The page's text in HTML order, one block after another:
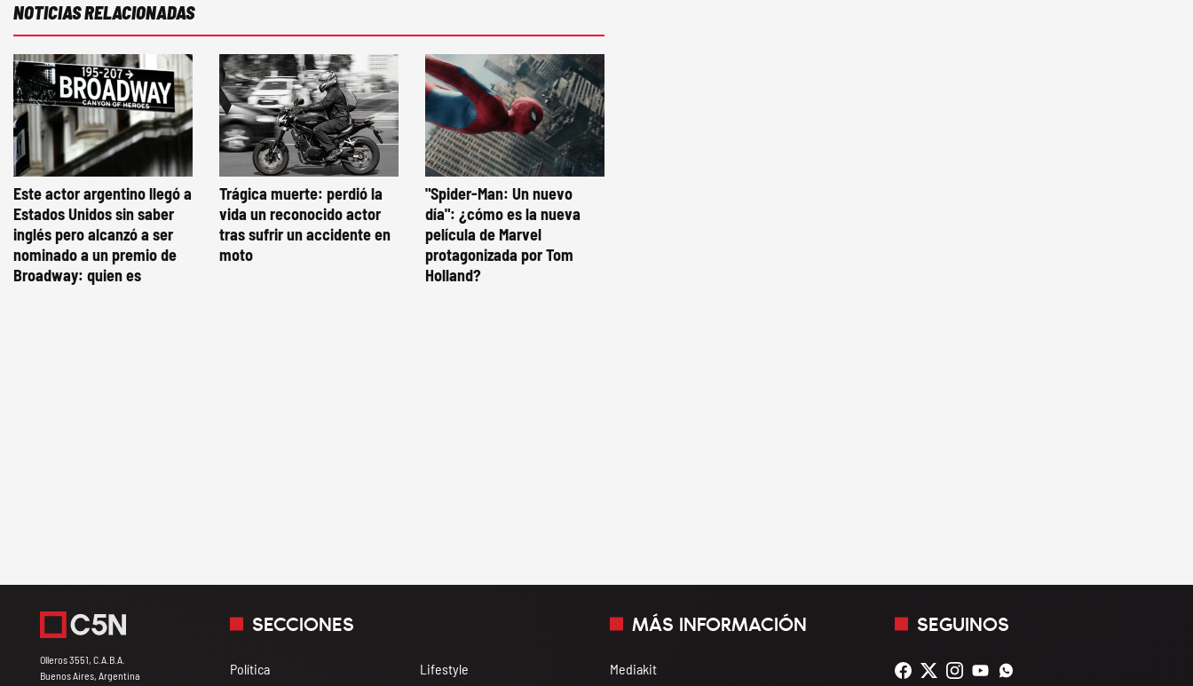
NOTICIAS RELACIONADAS
Este actor argentino llegó a
Estados Unidos sin saber
inglés pero alcanzó a ser
nominado a un premio de
Broadway: quien es
Trágica muerte: perdió la
vida un reconocido actor
tras sufrir un accidente en
moto
"Spider-Man: Un nuevo
día": ¿cómo es la nueva
película de Marvel
protagonizada por Tom
Holland?
Olleros 3551, C.A.B.A.
Buenos Aires, Argentina
SECCIONES
Política Lifestyle
MÁS INFORMACIÓN
Mediakit
SEGUINOS